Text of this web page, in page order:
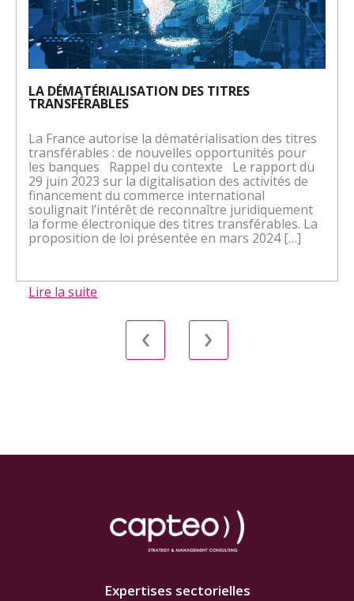
LA DÉMATÉRIALISATION DES TITRES
TRANSFÉRABLES
La France autorise la dématérialisation des titres
transférables : de nouvelles opportunités pour
les banques Rappel du contexte Le rapport du
29 juin 2023 sur la digitalisation des activités de
financement du commerce international
soulignait l’intérêt de reconnaître juridiquement
la forme électronique des titres transférables. La
proposition de loi présentée en mars 2024 […]
Lire la suite
‹ ›
Expertises sectorielles